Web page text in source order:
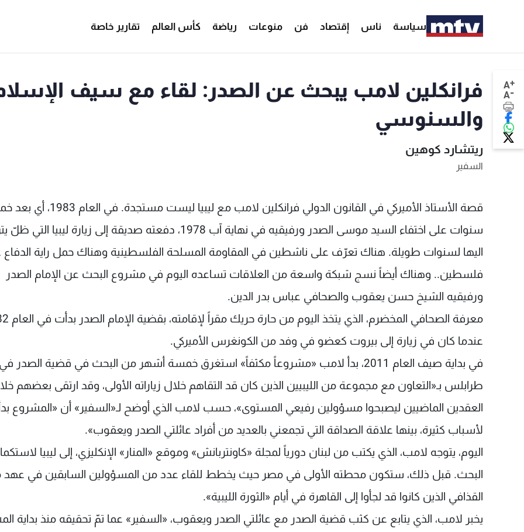
سياسة ناس إقتصاد فن منوعات رياضة كأس العالم تقارير خاصة
A+
A-
فرانكلين لامب يبحث عن الصدر: لقاء مع سيف
والسنوسي
ريتشارد كوهين
السفير
قصة الأستاذ الأميركي في القانون الدولي فرانكلين لامب مع ليبيا ليست
سنوات على اختفاء السيد موسى الصدر ورفيقيه في نهاية آب 1978، دفعته صديقة إلى زيارة ليبيا
اليها لسنوات طويلة. هناك تعرّف على ناشطين في المقاومة المسلحة الفلسطينية وهناك حمل راية
فلسطين.. وهناك أيضاً نسج شبكة واسعة من العلاقات تساعده اليوم في مشروع البحث عن الإمام الصدر
ورفيقيه الشيخ حسن يعقوب والصحافي عباس بدر الدين.
معرفة الصحافي المخضرم،
عندما كان في زيارة إلى بيروت كعضو في وفد من الكونغرس الأميركي.
في بداية صيف العام 2011، بدأ لامب «مشروعاً مكثفاً» استغرق خمسة أشهر من البحث في قضية الصدر في
طرابلس بـ«التعاون مع مجموعة من الليبيين الذين كان قد التقاهم خلال زياراته الأولى، وقد ارتقى بعضهم
العقدين الماضيين ليصبحوا مسؤولين رفيعي المستوى»، حسب لامب الذي أوضح لـ«السفير» أن «المشروع
لأسباب كثيرة، بينها علاقة الصداقة التي تجمعني بالعديد من أفراد عائلتي الصدر ويعقوب».
اليوم، يتوجه لامب، الذي يكتب من لبنان دورياً لمجلة «كاونتربانش» وموقع «المنار» الإنكليزي، إلى ليبيا
البحث. قبل ذلك، ستكون محطته الأولى في مصر حيث يخطط للقاء عدد من المسؤولين السابقين في عهد
القذافي الذين كانوا قد لجأوا إلى القاهرة في أيام «الثورة الليبية».
يخبر لامب، الذي يتابع عن كثب قضية الصدر مع عائلتي الصدر ويعقوب، «السفير» عما تمّ تحقيقه منذ بداية